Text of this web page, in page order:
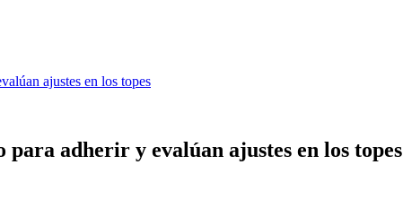
ajustes en los topes
adherir y evalúan ajustes en los topes